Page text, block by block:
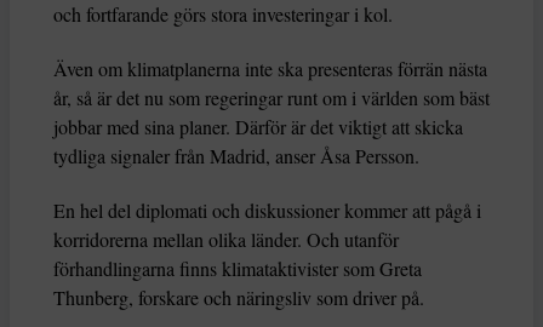
och fortfarande görs stora investeringar i kol.
Även om klimatplanerna inte ska presenteras förrän nästa
år, så är det nu som regeringar runt om i världen som bäst
jobbar med sina planer. Därför är det viktigt att skicka
tydliga signaler från Madrid, anser Åsa Persson.
En hel del diplomati och diskussioner kommer att pågå i
korridorerna mellan olika länder. Och utanför
förhandlingarna finns klimataktivister som Greta
Thunberg, forskare och näringsliv som driver på.